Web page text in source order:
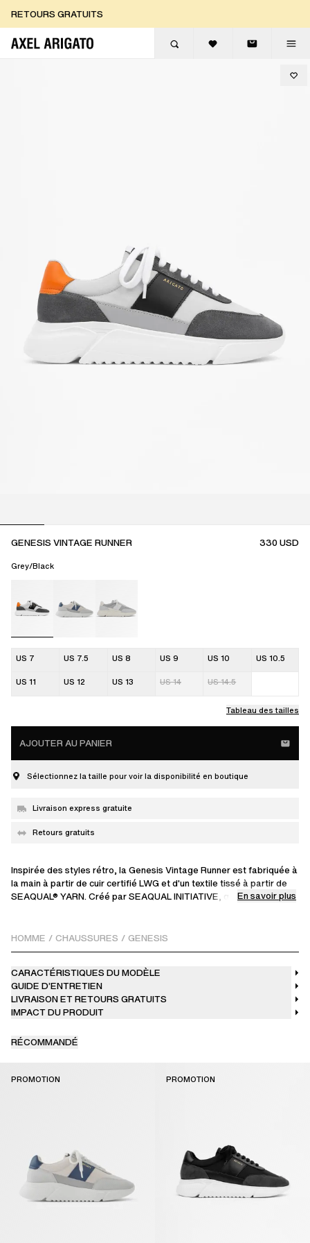
RETOURS GRATUITS
LIVRAISON EXPRESS GRATUITE
GENESIS VINTAGE RUNNER 330USD
Grey/Black
US 7 US 7.5 US 8 US 9 US 10 US 10.5
US 11 US 12 US 13 US 14 US 14.5
Tableau des tailles
AJOUTER AU PANIER
Sélectionnez la taille pour voir la disponibilité en boutique
Livraison express gratuite
Retours gratuits
Inspirée des styles rétro, la Genesis Vintage Runner est fabriquée à
la main à partir de cuir certifié LWG et d'un textile tissé à partir de
SEAQUAL® YARN. Créé par SEAQUAL INITIATIVE, qui s'efforce de
marin.Monté sur une semelle moderne et légère, ce modèle
présente des bordures contrastées sur les flancs et la languette
En savoir plus
HOMME / CHAUSSURES / GENESIS
CARACTÉRISTIQUES DU MODÈLE
GUIDE D’ENTRETIEN
LIVRAISON ET RETOURS GRATUITS
IMPACT DU PRODUIT
RÉCOMMANDÉ
PROMOTION PROMOTION